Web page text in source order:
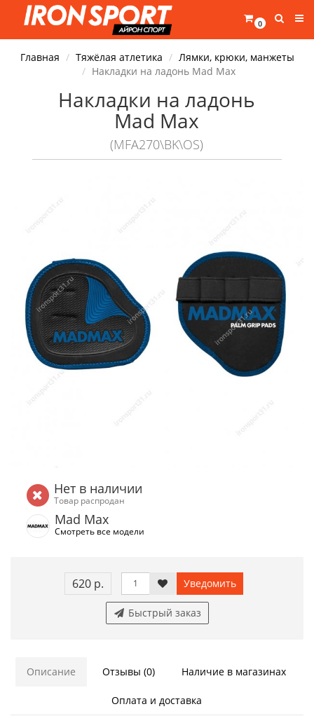
0
Главная Тяжёлая атлетика
Лямки, крюки, манжеты
Накладки на ладонь Mad Max
Накладки на ладонь
Mad Max
(MFA270\BK\OS)
Нет в наличии
Товар распродан
Mad Max
Смотреть все модели
620 р. Уведомить
Быстрый заказ
Описание Отзывы (0) Наличие в магазинах
Оплата и доставка